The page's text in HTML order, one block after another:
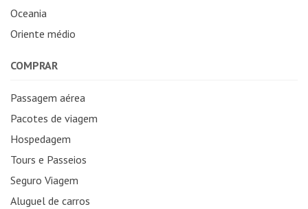
Oceania
Oriente médio
COMPRAR
Passagem aérea
Pacotes de viagem
Hospedagem
Tours e Passeios
Seguro Viagem
Aluguel de carros